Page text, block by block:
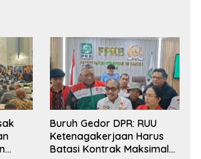
Buruh Gedor DPR: RUU
Ketenagakerjaan Harus
Batasi Kontrak Maksimal